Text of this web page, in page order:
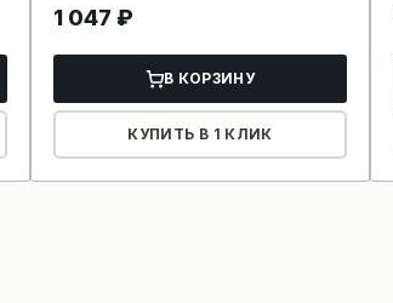
1 047 ₽
В КОРЗИНУ
КУПИТЬ В 1 КЛИК